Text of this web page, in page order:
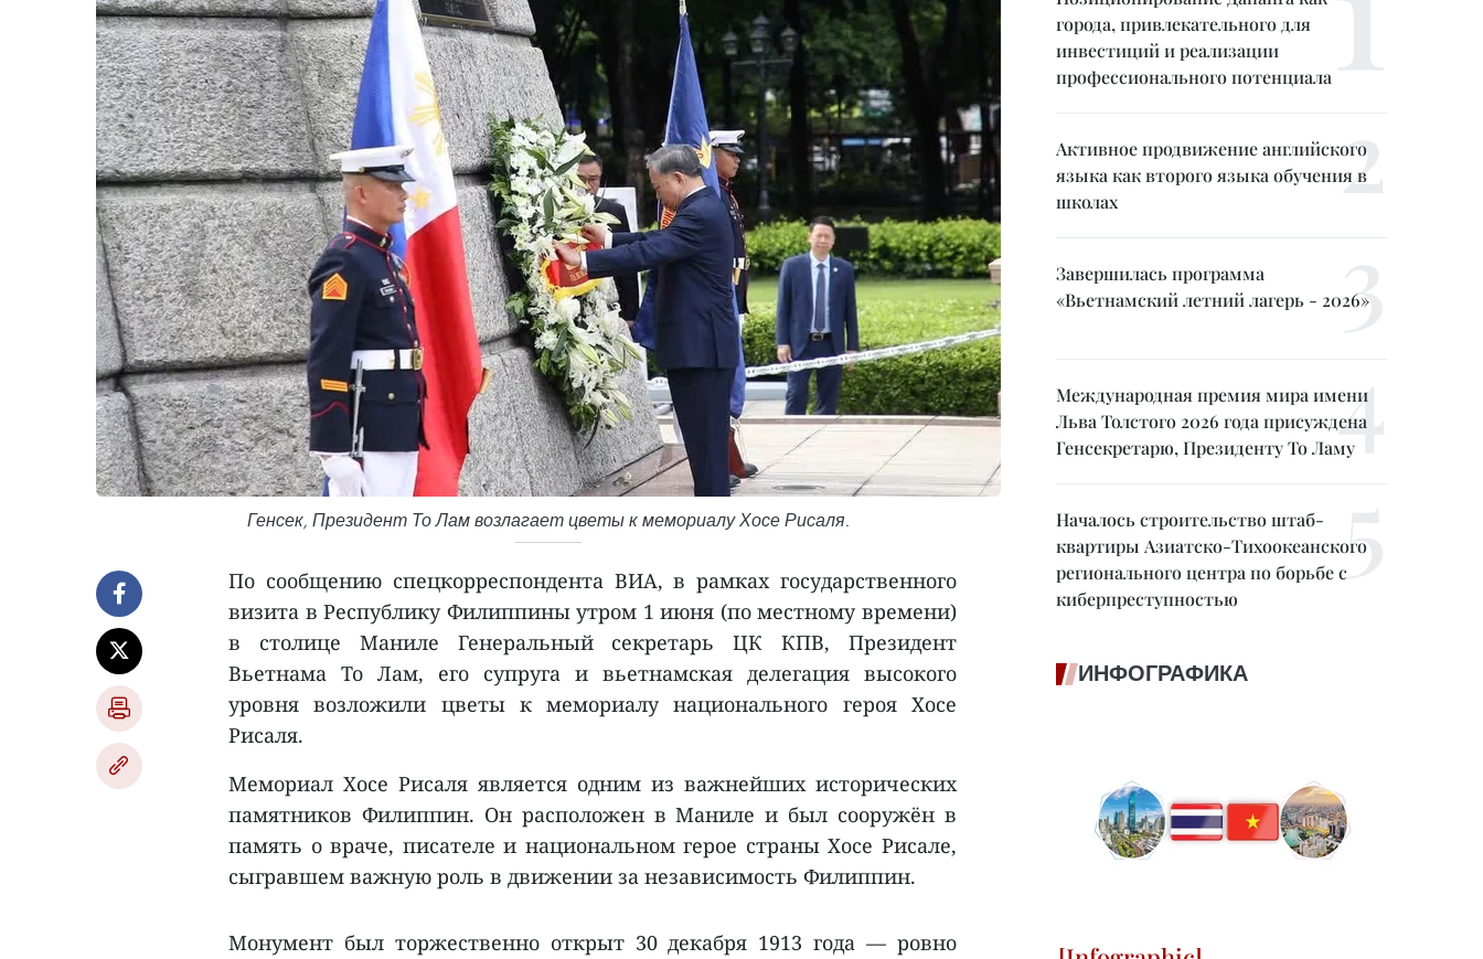
Генсек, Президент То Лам возлагает цветы к мемориалу Хосе Рисаля.
По сообщению спецкорреспондента ВИА, в рамках государственного
визита в Республику Филиппины утром 1 июня (по местному времени)
в столице Маниле Генеральный секретарь ЦК КПВ, Президент
Вьетнама То Лам, его супруга и вьетнамская делегация высокого
уровня возложили цветы к мемориалу национального героя Хосе
Рисаля.
Мемориал Хосе Рисаля является одним из важнейших исторических
памятников Филиппин. Он расположен в Маниле и был сооружён в
память о враче, писателе и национальном герое страны Хосе Рисале,
сыгравшем важную роль в движении за независимость Филиппин.
Монумент был торжественно открыт 30 декабря 1913 года — ровно
города, привлекательного для
инвестиций и реализации
профессионального потенциала
Активное продвижение английского
языка как второго языка обучения в
школах
Завершилась программа
«Вьетнамский летний лагерь - 2026»
Международная премия мира имени
Льва Толстого 2026 года присуждена
Генсекретарю, Президенту То Ламу
Началось строительство штаб-
квартиры Азиатско-Тихоокеанского
регионального центра по борьбе с
киберпреступностью
ИНФОГРАФИКА